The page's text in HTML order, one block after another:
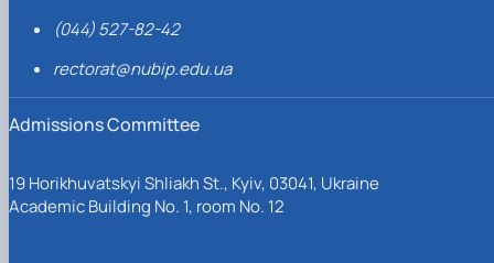
(044) 527-82-42
rectorat@nubip.edu.ua
Admissions Committee
19 Horikhuvatskyi Shliakh St., Kyiv, 03041, Ukraine
Academic Building No. 1, room No. 12